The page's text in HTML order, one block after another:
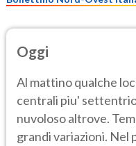
Oggi
Al mattino qualche
centrali piu'
nuvoloso altrove.
grandi variazioni. Nel